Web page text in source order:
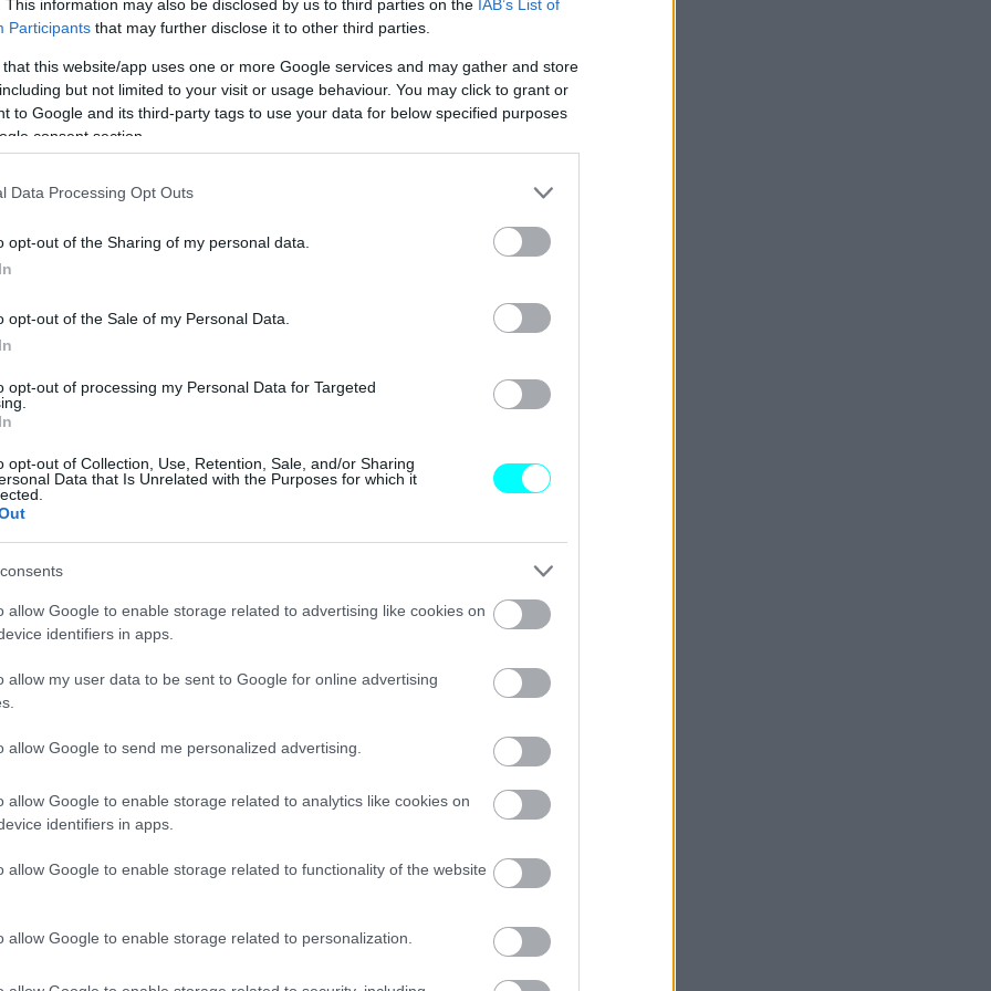
This information may also be disclosed by us to third parties on the IAB’s List of
Participants that may further disclose it to other third parties.
that this website/app uses one or more Google services and may gather and store
but not limited to your visit or usage behaviour. You may click to grant or
to Google and its third-party tags to use your data for below specified purposes
consent section.
Data Processing Opt Outs
opt-out of the Sharing of my personal data.
opt-out of the Sale of my Personal Data.
opt-out of processing my Personal Data for Targeted
opt-out of Collection, Use, Retention, Sale, and/or Sharing
Data that Is Unrelated with the Purposes for which it
allow Google to enable storage related to advertising like cookies on
identifiers in apps.
allow my user data to be sent to Google for online advertising
allow Google to send me personalized advertising.
allow Google to enable storage related to analytics like cookies on
identifiers in apps.
allow Google to enable storage related to functionality of the website
allow Google to enable storage related to personalization.
οδηγούς του Volvo και της Mercedes στις οποίες
τραυματίστηκε σοβαρά. Μάλιστα,
δυστύχημα, η Mercedes GLS, ανήκε στον
πλούσιους ανθρώπους της Ρωσίας, χωρίς πάντως ο
του να επιβαίνει σε αυτό τη στιγμή που